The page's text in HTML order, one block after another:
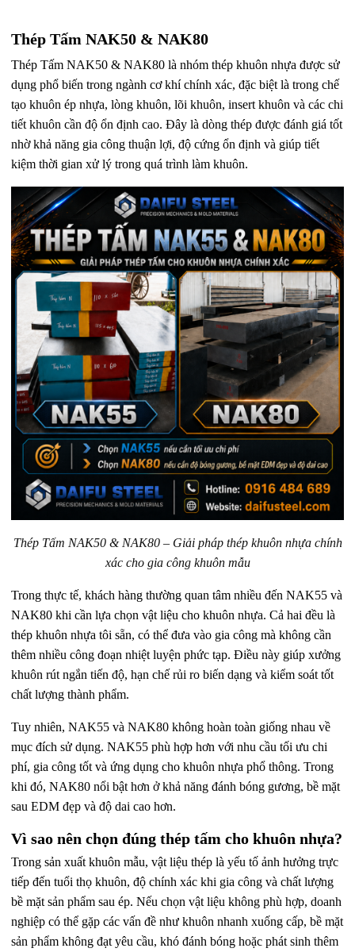
Thép Tấm NAK50 & NAK80
Thép Tấm NAK50 & NAK80 là nhóm thép khuôn nhựa được sử
dụng phổ biến trong ngành cơ khí chính xác, đặc biệt là trong chế
tạo khuôn ép nhựa, lòng khuôn, lõi khuôn, insert khuôn và các chi
tiết khuôn cần độ ổn định cao. Đây là dòng thép được đánh giá tốt
nhờ khả năng gia công thuận lợi, độ cứng ổn định và giúp tiết
kiệm thời gian xử lý trong quá trình làm khuôn.
Thép Tấm NAK50 & NAK80 – Giải pháp thép khuôn nhựa chính
xác cho gia công khuôn mẫu
Trong thực tế, khách hàng thường quan tâm nhiều đến NAK55 và
NAK80 khi cần lựa chọn vật liệu cho khuôn nhựa. Cả hai đều là
thép khuôn nhựa tôi sẵn, có thể đưa vào gia công mà không cần
thêm nhiều công đoạn nhiệt luyện phức tạp. Điều này giúp xưởng
khuôn rút ngắn tiến độ, hạn chế rủi ro biến dạng và kiểm soát tốt
chất lượng thành phẩm.
Tuy nhiên, NAK55 và NAK80 không hoàn toàn giống nhau về
mục đích sử dụng. NAK55 phù hợp hơn với nhu cầu tối ưu chi
phí, gia công tốt và ứng dụng cho khuôn nhựa phổ thông. Trong
khi đó, NAK80 nổi bật hơn ở khả năng đánh bóng gương, bề mặt
sau EDM đẹp và độ dai cao hơn.
Vì sao nên chọn đúng thép tấm cho khuôn nhựa?
Trong sản xuất khuôn mẫu, vật liệu thép là yếu tố ảnh hưởng trực
tiếp đến tuổi thọ khuôn, độ chính xác khi gia công và chất lượng
bề mặt sản phẩm sau ép. Nếu chọn vật liệu không phù hợp, doanh
nghiệp có thể gặp các vấn đề như khuôn nhanh xuống cấp, bề mặt
sản phẩm không đạt yêu cầu, khó đánh bóng hoặc phát sinh thêm